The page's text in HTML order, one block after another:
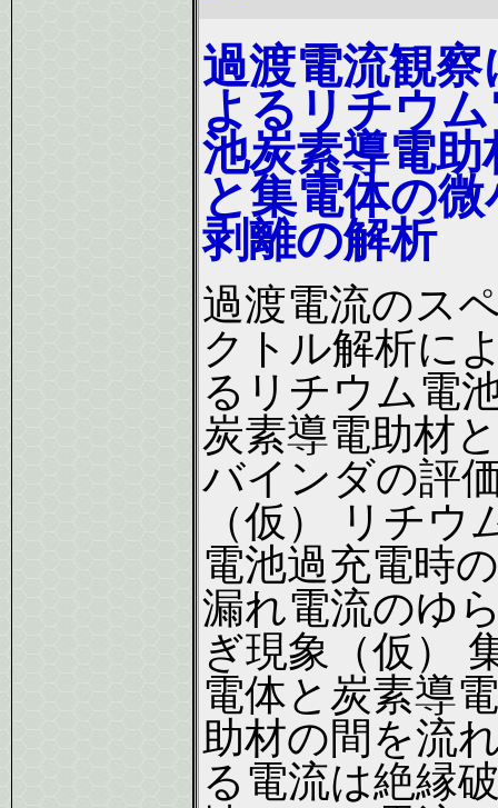
過渡電流観察
よるリチウ
池炭素導電助
と集電体の微
剥離の解析
過渡電流のス
クトル解析に
るリチウム電
炭素導電助材と
バインダの評
（仮） リチウ
電池過充電時の
漏れ電流のゆ
ぎ現象（仮）
電体と炭素導電
助材の間を流
る電流は絶縁